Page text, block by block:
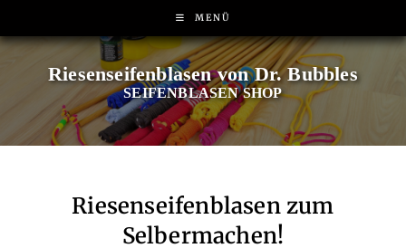
MENÜ
SEIFENBLASEN SHOP
Riesenseifenblasen zum
Selbermachen!